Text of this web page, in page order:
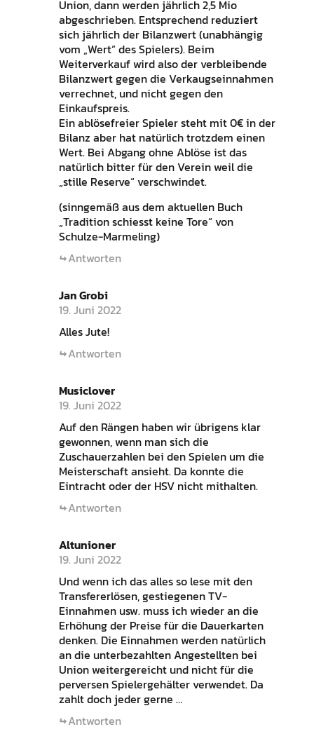
Union, dann werden jährlich 2,5 Mio
abgeschrieben. Entsprechend reduziert
sich jährlich der Bilanzwert (unabhängig
vom „Wert“ des Spielers). Beim
Weiterverkauf wird also der verbleibende
Bilanzwert gegen die Verkaugseinnahmen
verrechnet, und nicht gegen den
Einkaufspreis.
Ein ablösefreier Spieler steht mit 0€ in der
Bilanz aber hat natürlich trotzdem einen
Wert. Bei Abgang ohne Ablöse ist das
natürlich bitter für den Verein weil die
„stille Reserve“ verschwindet.
(sinngemäß aus dem aktuellen Buch
„Tradition schiesst keine Tore“ von
Schulze-Marmeling)
Antworten
Jan Grobi
19. Juni 2022
Alles Jute!
Antworten
Musiclover
19. Juni 2022
Auf den Rängen haben wir übrigens klar
gewonnen, wenn man sich die
Zuschauerzahlen bei den Spielen um die
Meisterschaft ansieht. Da konnte die
Eintracht oder der HSV nicht mithalten.
Antworten
Altunioner
19. Juni 2022
Und wenn ich das alles so lese mit den
Transfererlösen, gestiegenen TV-
Einnahmen usw. muss ich wieder an die
Erhöhung der Preise für die Dauerkarten
denken. Die Einnahmen werden natürlich
an die unterbezahlten Angestellten bei
Union weitergereicht und nicht für die
perversen Spielergehälter verwendet. Da
zahlt doch jeder gerne …
Antworten